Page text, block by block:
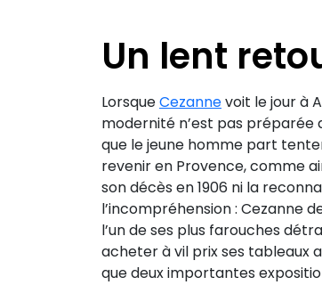
Un lent
LorsqueCezannevoit le jour à
modernité n’est pas préparée
que le jeune homme part
revenir en Provence, comme
son décès en 1906 ni la
l’incompréhension : Cezanne
l’un de ses plus farouches
acheter à vil prix ses tableaux
que deux importantes